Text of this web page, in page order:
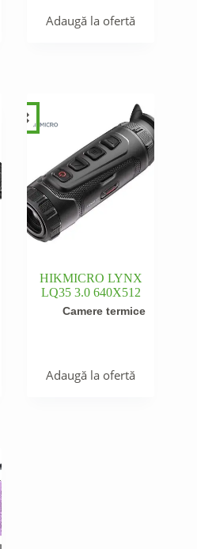
Adaugă la ofertă
HIKMICRO LYNX
LQ35 3.0 640X512
Camere termice
Adaugă la ofertă